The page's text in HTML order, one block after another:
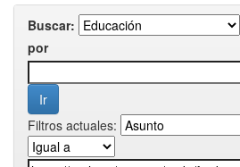
Buscar:
por
Filtros actuales: